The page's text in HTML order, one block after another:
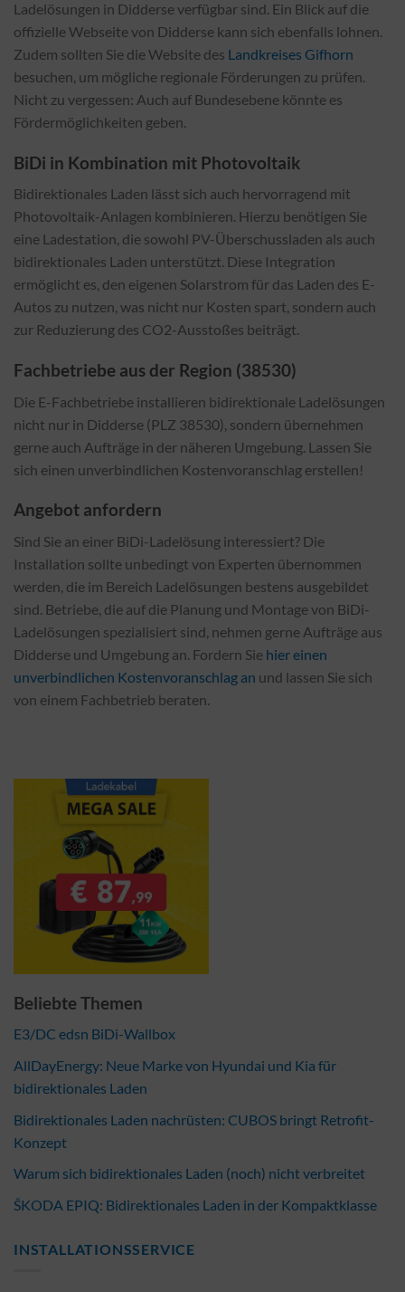
Ladelösungen in Didderse verfügbar sind. Ein Blick auf die
offizielle Webseite von Didderse kann sich ebenfalls lohnen.
Zudem sollten Sie die Website des Landkreises Gifhorn
besuchen, um mögliche regionale Förderungen zu prüfen.
Nicht zu vergessen: Auch auf Bundesebene könnte es
Fördermöglichkeiten geben.
BiDi in Kombination mit Photovoltaik
Bidirektionales Laden lässt sich auch hervorragend mit
Photovoltaik-Anlagen kombinieren. Hierzu benötigen Sie
eine Ladestation, die sowohl PV-Überschussladen als auch
bidirektionales Laden unterstützt. Diese Integration
ermöglicht es, den eigenen Solarstrom für das Laden des E-
Autos zu nutzen, was nicht nur Kosten spart, sondern auch
zur Reduzierung des CO2-Ausstoßes beiträgt.
Fachbetriebe aus der Region (38530)
Die E-Fachbetriebe installieren bidirektionale Ladelösungen
nicht nur in Didderse (PLZ 38530), sondern übernehmen
gerne auch Aufträge in der näheren Umgebung. Lassen Sie
sich einen unverbindlichen Kostenvoranschlag erstellen!
Angebot anfordern
Sind Sie an einer BiDi-Ladelösung interessiert? Die
Installation sollte unbedingt von Experten übernommen
werden, die im Bereich Ladelösungen bestens ausgebildet
sind. Betriebe, die auf die Planung und Montage von BiDi-
Ladelösungen spezialisiert sind, nehmen gerne Aufträge aus
Didderse und Umgebung an. Fordern Sie hier einen
unverbindlichen Kostenvoranschlag an und lassen Sie sich
von einem Fachbetrieb beraten.
Beliebte Themen
E3/DC edsn BiDi-Wallbox
AllDayEnergy: Neue Marke von Hyundai und Kia für
bidirektionales Laden
Bidirektionales Laden nachrüsten: CUBOS bringt Retrofit-
Konzept
Warum sich bidirektionales Laden (noch) nicht verbreitet
ŠKODA EPIQ: Bidirektionales Laden in der Kompaktklasse
INSTALLATIONSSERVICE